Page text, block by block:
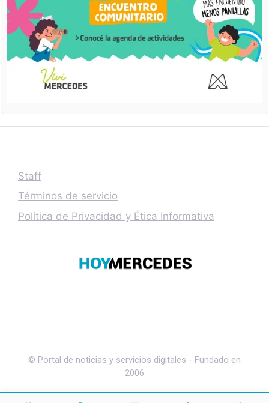
Staff
Términos de servicio
Política de Privacidad y Ética Informativa
© Portal de noticias y servicios digitales - Fundado en
2006